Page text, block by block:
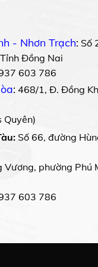
- Nhơn Trạch: Số
Đồng Nai
603 786
: 468/1, Đ. Đồng
Số 66, đường
Vương, phường Phú
603 786